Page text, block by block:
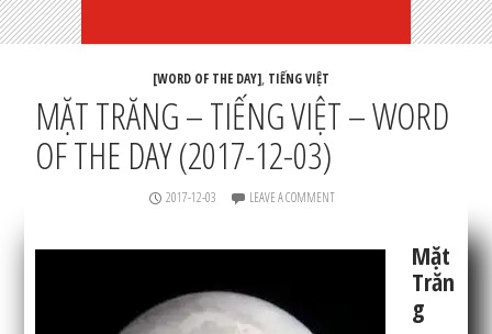
[WORD OF THE DAY], TIẾNG VIỆT
MẶT TRĂNG – TIẾNG VIỆT – WORD
OF THE DAY (2017-12-03)
2017-12-03 LEAVE A COMMENT
Mặt
Trăn
g